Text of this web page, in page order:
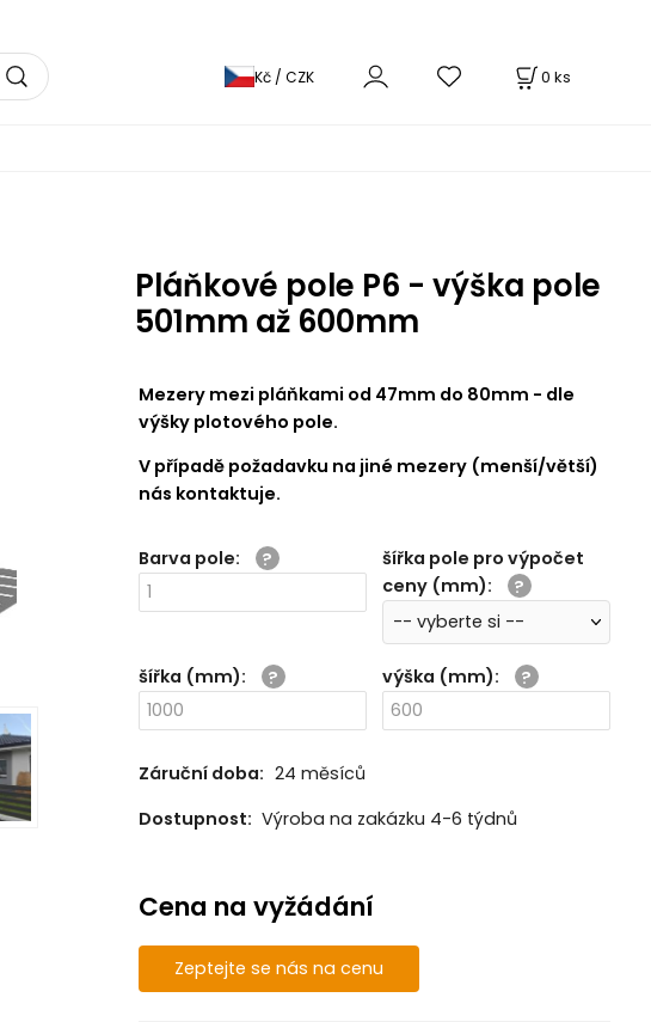
0 ks
Kč / CZK
Pláňkové pole P6 - výška pole
501mm až 600mm
Mezery mezi pláňkami od 47mm do 80mm - dle
výšky plotového pole.
V případě požadavku na jiné mezery (menší/větší)
nás kontaktuje.
Barva pole:
šířka pole pro výpočet
ceny (mm):
šířka (mm): výška (mm):
Záruční doba: 24 měsíců
Dostupnost: Výroba na zakázku 4-6 týdnů
Cena na vyžádání
Zeptejte se nás na cenu